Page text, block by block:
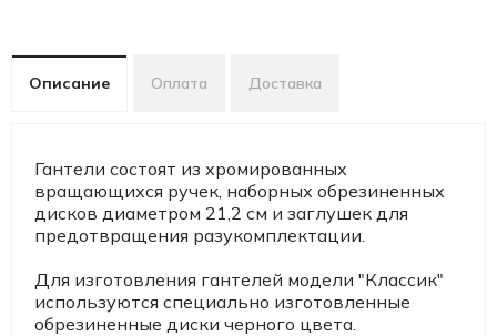
Описание Оплата Доставка
Гантели состоят из хромированных
вращающихся ручек, наборных обрезиненных
дисков диаметром 21,2 см и заглушек для
предотвращения разукомплектации.
Для изготовления гантелей модели "Классик"
используются специально изготовленные
обрезиненные диски черного цвета.